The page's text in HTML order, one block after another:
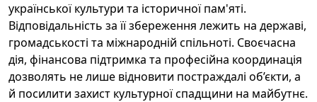
української культури та історичної пам'яті.
Відповідальність за її збереження лежить на державі,
громадськості та міжнародній спільноті. Своєчасна
дія, фінансова підтримка та професійна координація
дозволять не лише відновити постраждалі об’єкти, а
й посилити захист культурної спадщини на майбутнє.